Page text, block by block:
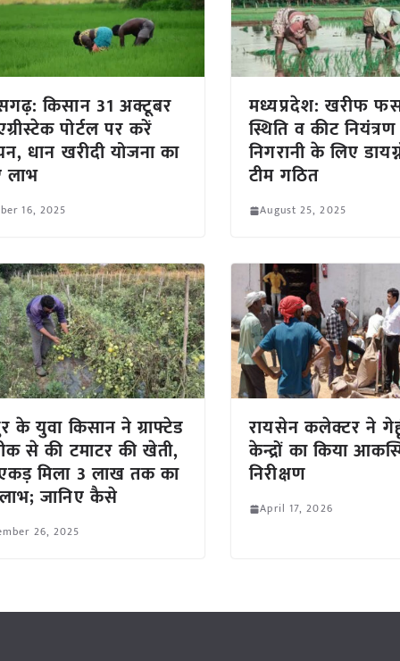
किसान 31 अक्टूबर
पोर्टल पर करें
धान खरीदी योजना का
लाभ
16, 2025
मध्यप्रदेश: खरीफ
स्थिति व कीट
निगरानी के लिए
टीम गठित
August 25, 2025
के युवा किसान ने ग्राफ्टेड
से की टमाटर की खेती,
एकड़ मिला 3 लाख तक का
जानिए कैसे
26, 2025
रायसेन कलेक्टर ने
केन्द्रों का किया
निरीक्षण
April 17, 2026